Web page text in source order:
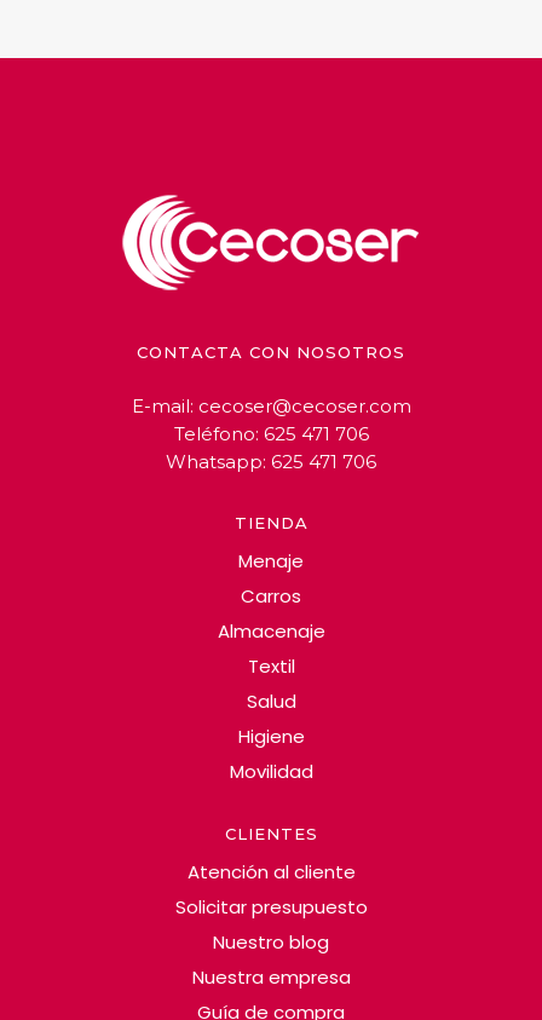
CONTACTA CON NOSOTROS
E-mail: cecoser@cecoser.com
Teléfono: 625 471 706
Whatsapp: 625 471 706
TIENDA
Menaje
Carros
Almacenaje
Textil
Salud
Higiene
Movilidad
CLIENTES
Atención al cliente
Solicitar presupuesto
Nuestro blog
Nuestra empresa
Guía de compra